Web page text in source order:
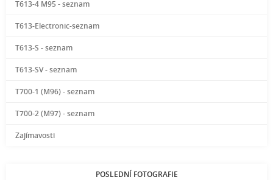
T613-4 M95 - seznam
T613-Electronic-seznam
T613-S - seznam
T613-SV - seznam
T700-1 (M96) - seznam
T700-2 (M97) - seznam
Zajímavosti
POSLEDNÍ FOTOGRAFIE